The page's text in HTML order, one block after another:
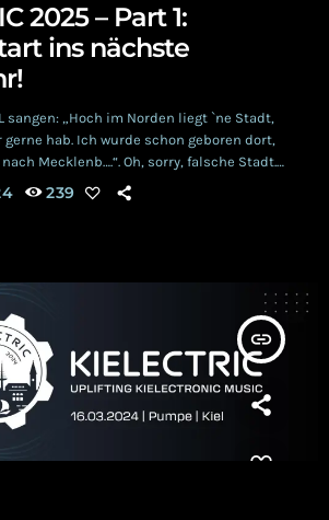
2025 – Part 1:
ins nächste
sangen: „Hoch im Norden liegt `ne Stadt,
hab. Ich wurde schon geboren dort,
Mecklenb….“. Oh, sorry, falsche Stadt.
und insbesondere das KIELECTRIC ist
Wir haben dieses junge Festival ja schon
239
insert_link